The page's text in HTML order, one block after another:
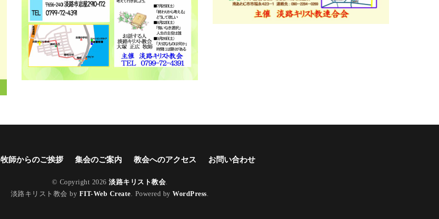
牧師からのご挨拶 集会のご案内 教会へのアクセス お問い合わせ
© Copyright 2026 淡路キリスト教会
淡路キリスト教会 by FIT-Web Create . Powered byWordPress